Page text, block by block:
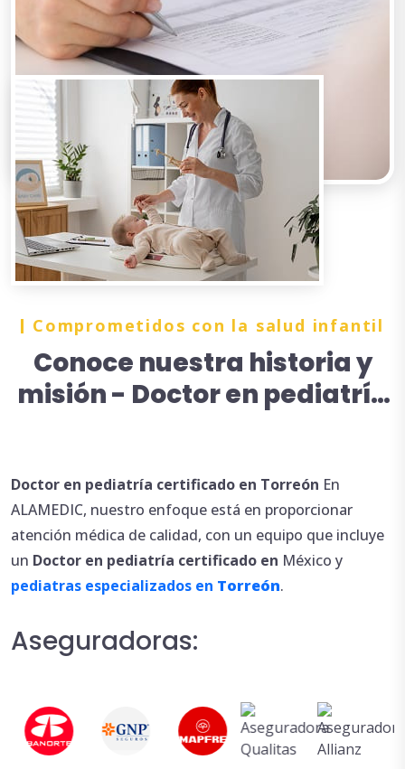
Comprometidos con la salud infantil
Conoce nuestra historia y
misión - Doctor en pediatría
Doctor en pediatría certificado en Torreón En
ALAMEDIC, nuestro enfoque está en proporcionar
atención médica de calidad, con un equipo que incluye
un Doctor en pediatría certificado en México y
pediatras especializados en Torreón.
Aseguradoras: